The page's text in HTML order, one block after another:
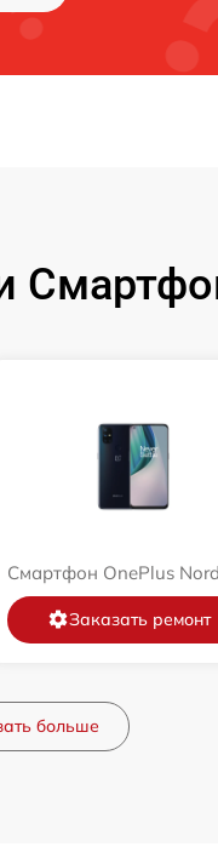
Смартфон OnePlus
Заказать ремонт
больше